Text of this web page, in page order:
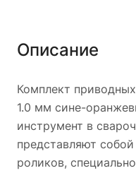
Описание
Комплект
1.0 мм сине-
инструмент в
представляют
роликов,